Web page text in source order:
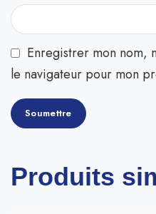
Enregistrer mon nom,
le navigateur pour mon
Produits